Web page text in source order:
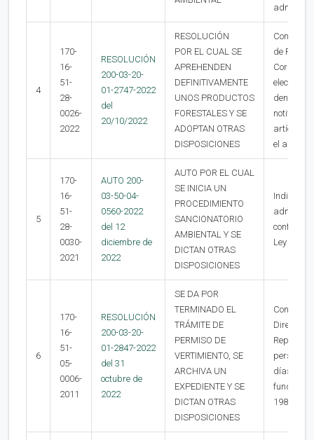
4
170-
16-
51-
28-
0026-
2022
RESOLUCIÓN
200-03-20-
01-2747-2022
del
20/10/2022
RESOLUCIÓN
POR EL CUAL SE
APREHENDEN
DEFINITIVAMENTE
UNOS PRODUCTOS
FORESTALES Y SE
ADOPTAN OTRAS
DISPOSICIONES
Contra la
de
dentro
artículo
el artículo
5
170-
16-
51-
28-
0030-
2021
AUTO 200-
03-50-04-
0560-2022
del 12
diciembre de
2022
AUTO POR EL CUAL
SE INICIA UN
PROCEDIMIENTO
SANCIONATORIO
AMBIENTAL Y SE
DICTAN OTRAS
DISPOSICIONES
Indicar
Ley 1437
6
170-
16-
51-
05-
0006-
2011
RESOLUCIÓN
200-03-20-
01-2847-2022
del 31
octubre de
2022
SE DA POR
TERMINADO EL
TRÁMITE DE
PERMISO DE
VERTIMIENTO, SE
ARCHIVA UN
EXPEDIENTE Y SE
DICTAN OTRAS
DISPOSICIONES
Contra la
Directora
días
1984